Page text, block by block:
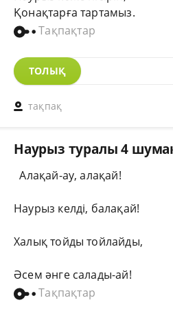
Қонақтарға тартамыз.
Тақпақтар
ТОЛЫҚ
тақпақ
Наурыз туралы 4
Алақай-ау, алақай!
Наурыз келді, балақай!
Халық тойды тойлайды,
Әсем әнге салады-ай!
Тақпақтар